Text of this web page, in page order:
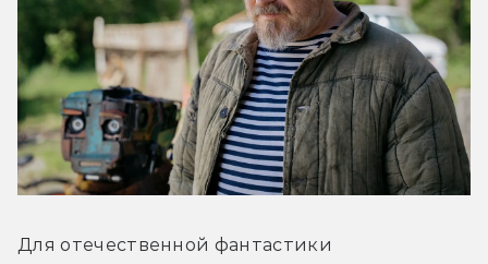
Для отечественной фантастики